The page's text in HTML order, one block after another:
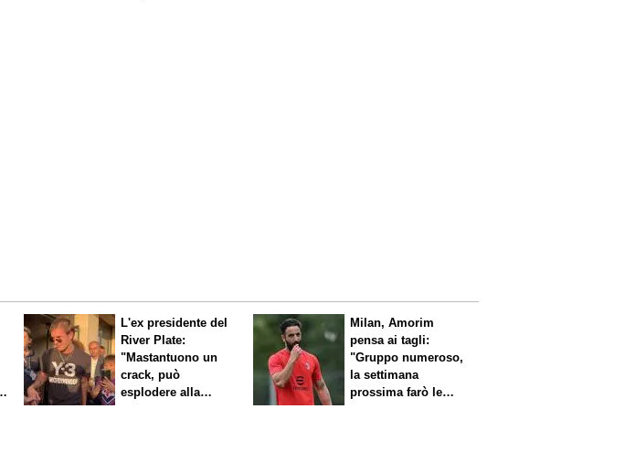
L'ex presidente del
River Plate:
"Mastantuono un
crack, può
esplodere alla
Milan, Amorim
pensa ai tagli:
"Gruppo numeroso,
la settimana
prossima farò le